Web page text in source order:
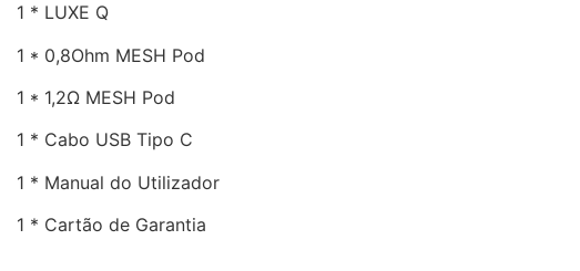
1 * LUXE Q
1 * 0,8Ohm MESH Pod
1 * 1,2Ω MESH Pod
1 * Cabo USB Tipo C
1 * Manual do Utilizador
1 * Cartão de Garantia